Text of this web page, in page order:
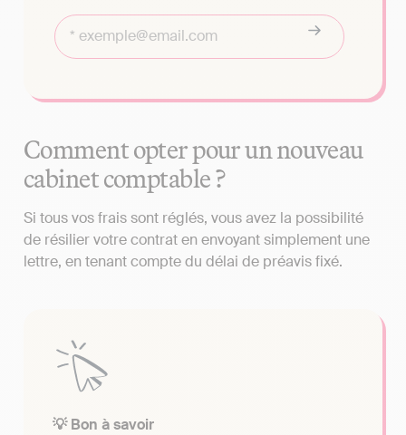
Comment opter pour un nouveau
cabinet comptable ?
Si tous vos frais sont réglés, vous avez la possibilité
de résilier votre contrat en envoyant simplement une
lettre, en tenant compte du délai de préavis fixé.
💡 Bon à savoir